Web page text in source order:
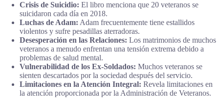
Crisis de Suicidio: El libro menciona que 20 veteranos se
suicidaron cada día en 2018.
Luchas de Adam: Adam frecuentemente tiene estallidos
violentos y sufre pesadillas aterradoras.
Desesperación en las Relaciones: Los matrimonios de muchos
veteranos a menudo enfrentan una tensión extrema debido a
problemas de salud mental.
Vulnerabilidad de los Ex-Soldados: Muchos veteranos se
sienten descartados por la sociedad después del servicio.
Limitaciones en la Atención Integral: Revela limitaciones en
la atención proporcionada por la Administración de Veteranos.